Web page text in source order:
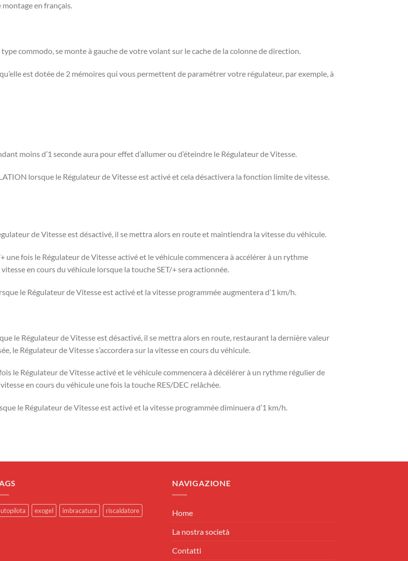
en français.
commodo, se monte à gauche de votre volant sur le cache de la colonne de direction.
est dotée de 2 mémoires qui vous permettent de paramétrer votre régulateur, par exemple, à
moins d’1 seconde aura pour effet d’allumer ou d’éteindre le Régulateur de Vitesse.
lorsque le Régulateur de Vitesse est activé et cela désactivera la fonction limite de vitesse.
de Vitesse est désactivé, il se mettra alors en route et maintiendra la vitesse du véhicule.
une fois le Régulateur de Vitesse activé et le véhicule commencera à accélérer à un rythme
en cours du véhicule lorsque la touche SET/+ sera actionnée.
le Régulateur de Vitesse est activé et la vitesse programmée augmentera d’1 km/h.
le Régulateur de Vitesse est désactivé, il se mettra alors en route, restaurant la dernière valeur
le Régulateur de Vitesse s’accordera sur la vitesse en cours du véhicule.
le Régulateur de Vitesse activé et le véhicule commencera à décélérer à un rythme régulier de
en cours du véhicule une fois la touche RES/DEC relâchée.
le Régulateur de Vitesse est activé et la vitesse programmée diminuera d’1 km/h.
exogel imbracatura riscaldatore
NAVIGAZIONE
Home
La nostra società
Contatti